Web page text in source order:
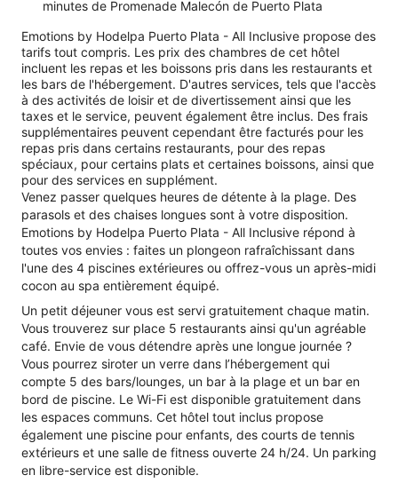
minutes de Promenade Malecón de Puerto Plata
Emotions by Hodelpa Puerto Plata - All Inclusive propose des
tarifs tout compris. Les prix des chambres de cet hôtel
incluent les repas et les boissons pris dans les restaurants et
les bars de l'hébergement. D'autres services, tels que l'accès
à des activités de loisir et de divertissement ainsi que les
taxes et le service, peuvent également être inclus. Des frais
supplémentaires peuvent cependant être facturés pour les
repas pris dans certains restaurants, pour des repas
spéciaux, pour certains plats et certaines boissons, ainsi que
pour des services en supplément.
Venez passer quelques heures de détente à la plage. Des
parasols et des chaises longues sont à votre disposition.
Emotions by Hodelpa Puerto Plata - All Inclusive répond à
toutes vos envies : faites un plongeon rafraîchissant dans
l'une des 4 piscines extérieures ou offrez-vous un après-midi
cocon au spa entièrement équipé.
Un petit déjeuner vous est servi gratuitement chaque matin.
Vous trouverez sur place 5 restaurants ainsi qu'un agréable
café. Envie de vous détendre après une longue journée ?
Vous pourrez siroter un verre dans l’hébergement qui
compte 5 des bars/lounges, un bar à la plage et un bar en
bord de piscine. Le Wi-Fi est disponible gratuitement dans
les espaces communs. Cet hôtel tout inclus propose
également une piscine pour enfants, des courts de tennis
extérieurs et une salle de fitness ouverte 24 h/24. Un parking
en libre-service est disponible.